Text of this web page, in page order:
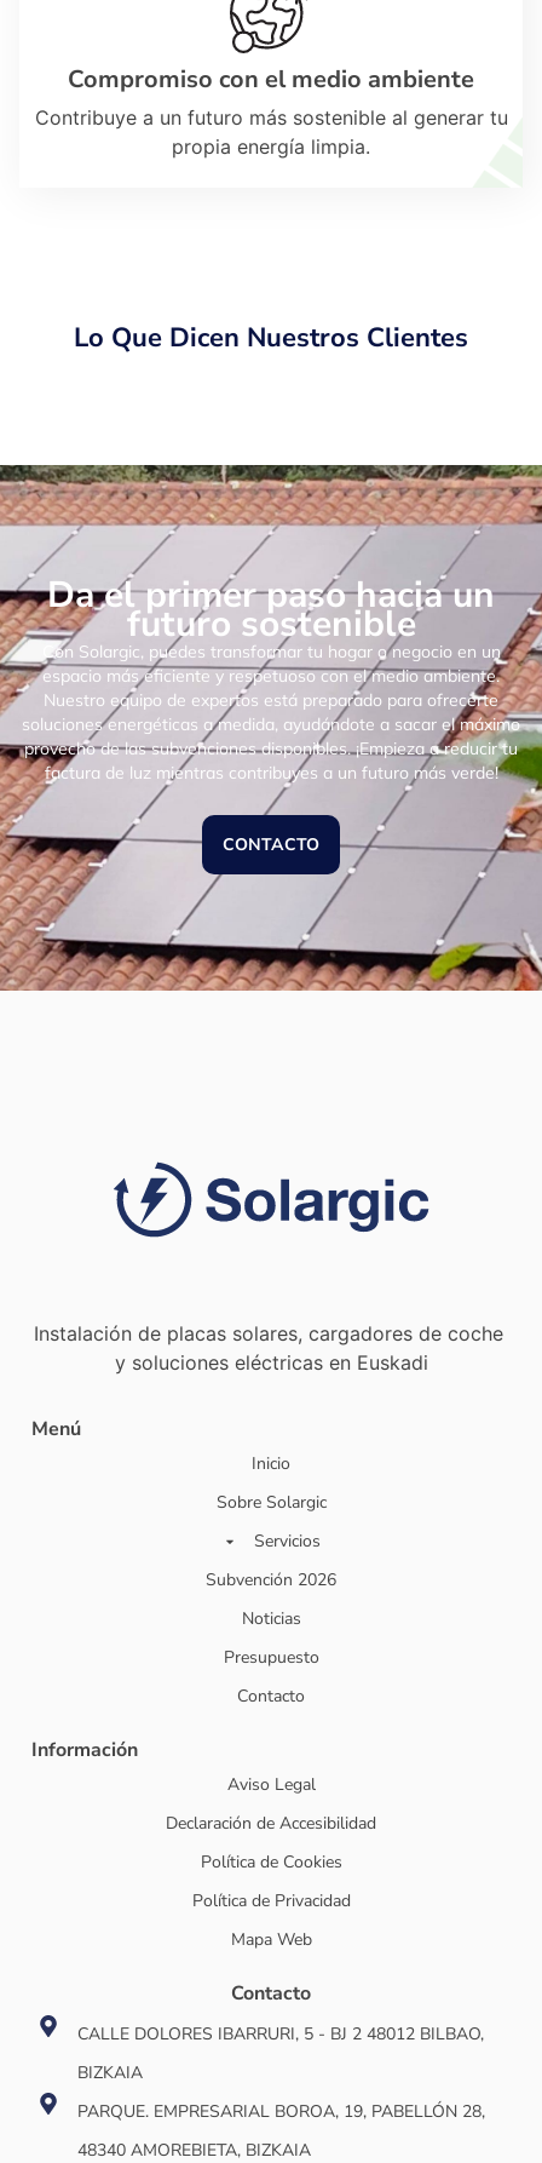
Compromiso con el medio ambiente
Contribuye a un futuro más sostenible al generar tu
propia energía limpia.
Lo Que Dicen Nuestros Clientes
Da el primer paso hacia un
futuro sostenible
Con Solargic, puedes transformar tu hogar o negocio en un
espacio más eficiente y respetuoso con el medio ambiente.
Nuestro equipo de expertos está preparado para ofrecerte
soluciones energéticas a medida, ayudándote a sacar el máximo
provecho de las subvenciones disponibles. ¡Empieza a reducir tu
factura de luz mientras contribuyes a un futuro más verde!
CONTACTO
Instalación de placas solares, cargadores de coche
y soluciones eléctricas en Euskadi
Menú
Inicio
Sobre Solargic
Servicios
Subvención 2026
Noticias
Presupuesto
Contacto
Información
Aviso Legal
Declaración de Accesibilidad
Política de Cookies
Política de Privacidad
Mapa Web
Contacto
CALLE DOLORES IBARRURI, 5 - BJ 2 48012 BILBAO,
BIZKAIA
PARQUE. EMPRESARIAL BOROA, 19, PABELLÓN 28,
48340 AMOREBIETA, BIZKAIA